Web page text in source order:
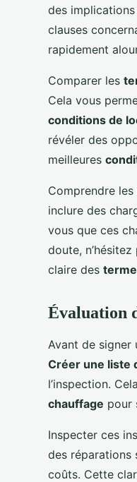
des
clauses
rapidement
Comparer les
Cela vous
conditions de
révéler des
meilleures
Comprendre
inclure des
vous que ces
doute,
claire des
Évaluation
Avant de signer
Créer une liste
l’inspection.
chauffage pour
Inspecter ces
des réparations
coûts. Cette